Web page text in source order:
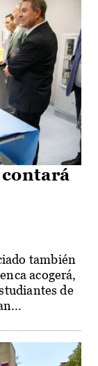
también
acogerá,
de